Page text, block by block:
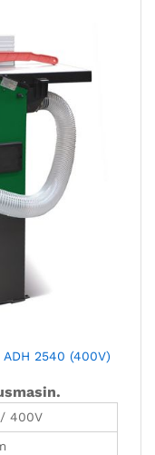
2540 (400V)
400V